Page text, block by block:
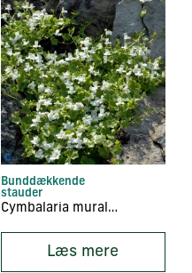
Bunddækkende
stauder
Cymbalaria muralis ‘Alba’
Læs mere